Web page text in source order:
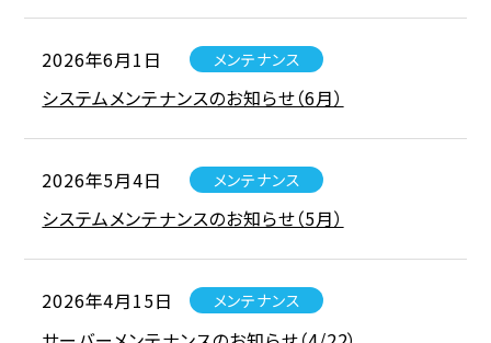
2026年6月1日 メンテナンス
システムメンテナンスのお知らせ（6月）
2026年5月4日 メンテナンス
システムメンテナンスのお知らせ（5月）
2026年4月15日 メンテナンス